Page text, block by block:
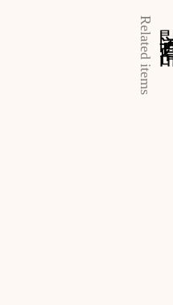
Related items